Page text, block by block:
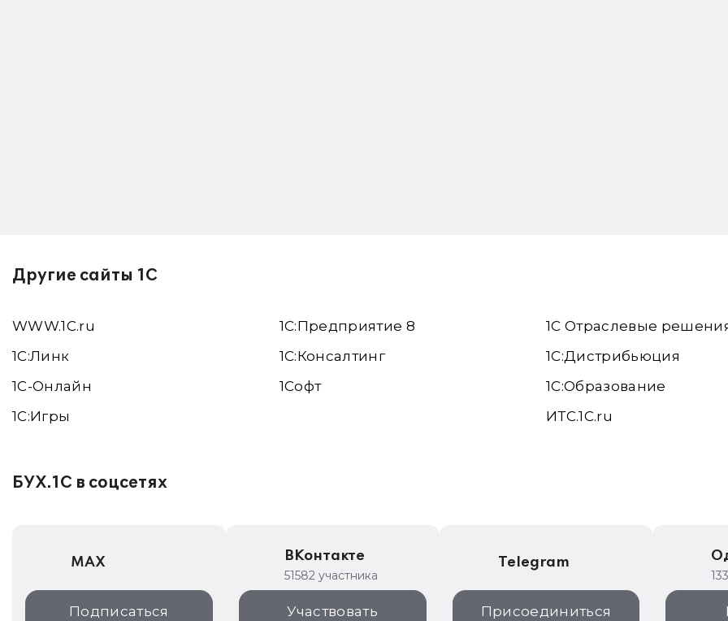
Другие сайты 1С
WWW.1С.ru
1С:Линк
1С-Онлайн
1C:Игры
1С:Предприятие 8
1С:Консалтинг
1Софт
1С Отраслевые
1С:Дистрибьюция
1С:Образование
ИТС.1C.ru
БУХ.1С в соцсетях
MAX
Подписаться
ВКонтакте
51582 участника
Участвовать
Telegram
Присоединиться